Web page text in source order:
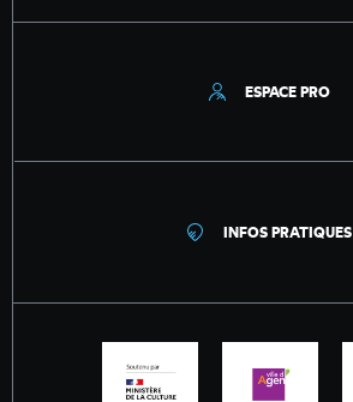
ESPACE PRO
INFOS PRATIQUES